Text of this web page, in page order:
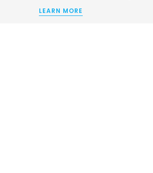
LEARN MORE